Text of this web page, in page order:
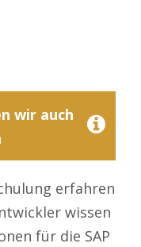
wir auch
erfahren
wissen
für die SAP